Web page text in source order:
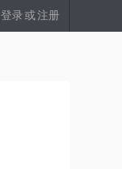
登录 或注册